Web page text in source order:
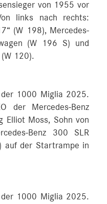
von 1955 vor
links nach rechts:
(W 198), Mercedes-
(W 196 S) und
120).
der 1000 Miglia 2025.
der Mercedes-Benz
Elliot Moss, Sohn von
Benz 300 SLR
auf der Startrampe in
der 1000 Miglia 2025.